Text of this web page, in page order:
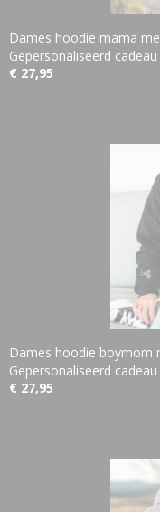
Dames hoodie mama
Gepersonaliseerd
€ 27,95
Dames hoodie boymom
Gepersonaliseerd
€ 27,95